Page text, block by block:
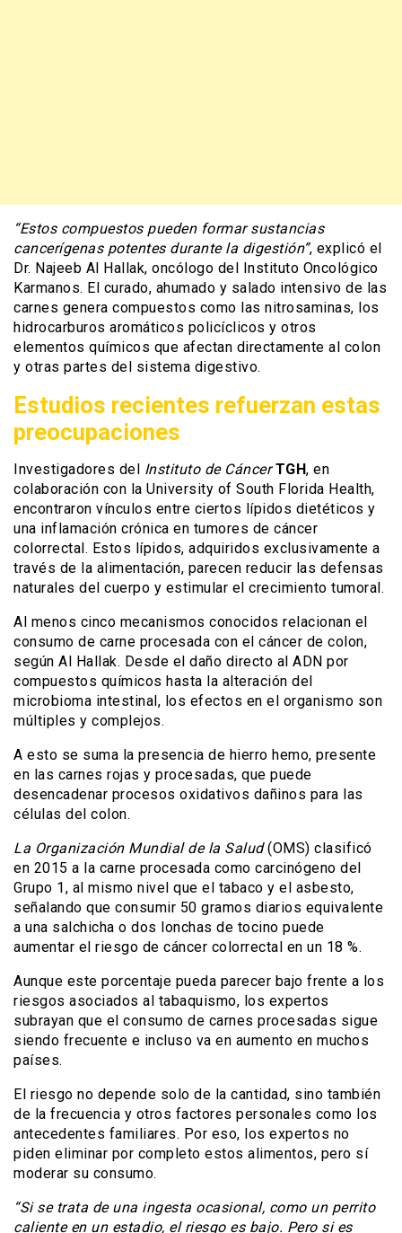
“Estos compuestos pueden formar sustancias
cancerígenas potentes durante la digestión”, explicó el
Dr. Najeeb Al Hallak, oncólogo del Instituto Oncológico
Karmanos. El curado, ahumado y salado intensivo de las
carnes genera compuestos como las nitrosaminas, los
hidrocarburos aromáticos policíclicos y otros
elementos químicos que afectan directamente al colon
y otras partes del sistema digestivo.
Estudios recientes refuerzan estas
preocupaciones
Investigadores del Instituto de Cáncer TGH, en
colaboración con la University of South Florida Health,
encontraron vínculos entre ciertos lípidos dietéticos y
una inflamación crónica en tumores de cáncer
colorrectal. Estos lípidos, adquiridos exclusivamente a
través de la alimentación, parecen reducir las defensas
naturales del cuerpo y estimular el crecimiento tumoral.
Al menos cinco mecanismos conocidos relacionan el
consumo de carne procesada con el cáncer de colon,
según Al Hallak. Desde el daño directo al ADN por
compuestos químicos hasta la alteración del
microbioma intestinal, los efectos en el organismo son
múltiples y complejos.
A esto se suma la presencia de hierro hemo, presente
en las carnes rojas y procesadas, que puede
desencadenar procesos oxidativos dañinos para las
células del colon.
La Organización Mundial de la Salud(OMS) clasificó
en 2015 a la carne procesada como carcinógeno del
Grupo 1, al mismo nivel que el tabaco y el asbesto,
señalando que consumir 50 gramos diarios equivalente
a una salchicha o dos lonchas de tocino puede
aumentar el riesgo de cáncer colorrectal en un 18 %.
Aunque este porcentaje pueda parecer bajo frente a los
riesgos asociados al tabaquismo, los expertos
subrayan que el consumo de carnes procesadas sigue
siendo frecuente e incluso va en aumento en muchos
países.
El riesgo no depende solo de la cantidad, sino también
de la frecuencia y otros factores personales como los
antecedentes familiares. Por eso, los expertos no
piden eliminar por completo estos alimentos, pero sí
moderar su consumo.
“Si se trata de una ingesta ocasional, como un perrito
caliente en un estadio, el riesgo es bajo. Pero si es